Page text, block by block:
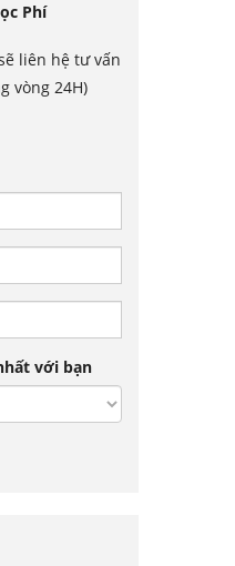
Phí
liên hệ tư vấn
vòng 24H)
với bạn